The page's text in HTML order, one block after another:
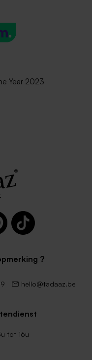
Year 2023
?
hello@tadaaz.be
tot 16u